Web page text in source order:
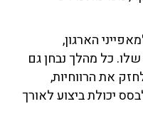
הארגון,
כל מהלך נבחן גם
הרווחיות,
ביצוע לאורך